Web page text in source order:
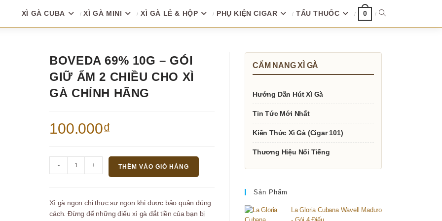
XÌ GÀ CUBA XÌ GÀ MINI XÌ GÀ LẺ & HỘP PHỤ KIỆN CIGAR TẨU THUỐC 0 TOGGLE
BOVEDA 69% 10G – GÓI
GIỮ ẨM 2 CHIỀU CHO XÌ
GÀ CHÍNH HÃNG
100.000₫
69%
Gói
Giữ
- + THÊM VÀO GIỎ HÀNG
Xì gà ngon chỉ thực sự ngon khi được bảo quản đúng
cách. Đừng để những điếu xì gà đắt tiền của bạn bị
CẨM NANG XÌ GÀ
Hướng Dẫn Hút Xì Gà
Tin Tức Mới Nhất
Kiến Thức Xì Gà (Cigar 101)
Thương Hiệu Nổi Tiếng
Sản Phẩm
La Gloria Cubana Wavell Maduro